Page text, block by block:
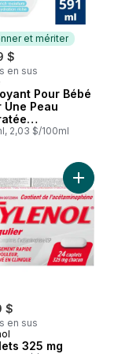
et mériter
$
en sus
et mériter
Pour Bébé
Une Peau
Riche
2,03 $/100ml
la crème
$
en sus
325 mg
Ajouter